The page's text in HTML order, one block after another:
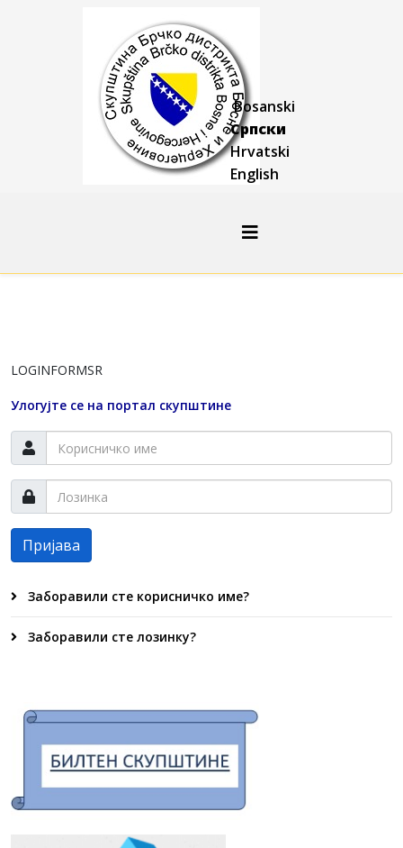
Bosanski
Српски
Hrvatski
English
LOGINFORMSR
Улогујте се на портал скупштине
Пријава
Заборавили сте корисничко име?
Заборавили сте лозинку?